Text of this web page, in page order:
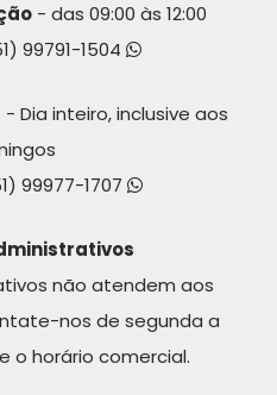
- das 09:00 às 12:00
99791-1504
- Dia inteiro, inclusive aos
99977-1707
não atendem aos
nos de segunda a
o horário comercial.